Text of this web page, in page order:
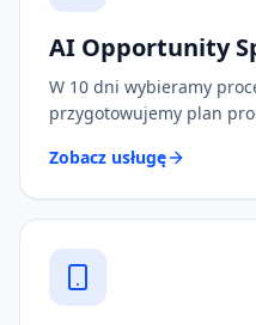
AI Opportunity
W 10 dni wybieramy
przygotowujemy plan
Zobacz usługę